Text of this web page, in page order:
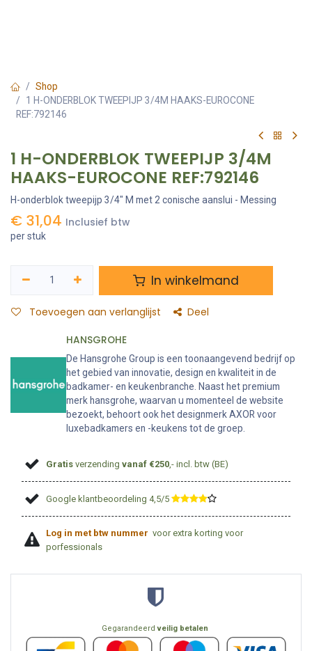
Shop
1 H-ONDERBLOK TWEEPIJP 3/4M HAAKS-EUROCONE
REF:792146
1 H-ONDERBLOK TWEEPIJP 3/4M
HAAKS-EUROCONE REF:792146
H-onderblok tweepijp 3/4" M met 2 conische aanslui - Messing
€ 31,04 Inclusief btw
per stuk
In winkelmand
Toevoegen aan verlanglijst Deel
HANSGROHE
De Hansgrohe Group is een toonaangevend bedrijf op
het gebied van innovatie, design en kwaliteit in de
badkamer- en keukenbranche. Naast het premium
merk hansgrohe, waarvan u momenteel de website
bezoekt, behoort ook het designmerk AXOR voor
luxebadkamers en -keukens tot de groep.
Gratis verzendingvanaf €250 ,- incl. btw (BE)
Google klantbeoordeling 4,5/5 ​
Log in met btw nummer voor extra korting voor
porfessionals
Gegarandeerdveilig betalen